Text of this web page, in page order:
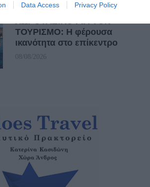
Data Access Privacy Policy
ΤΟΥΡΙΣΜΟ: Η φέρουσα
ικανότητα στο επίκεντρο
08/08/2026